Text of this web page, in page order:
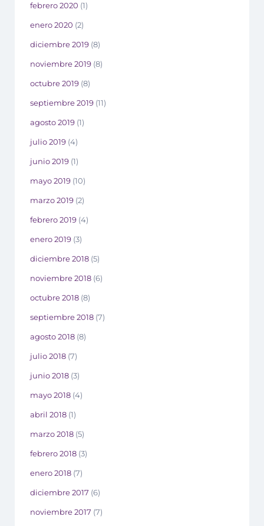
febrero 2020 (1)
enero 2020 (2)
diciembre 2019 (8)
noviembre 2019 (8)
octubre 2019 (8)
septiembre 2019 (11)
agosto 2019 (1)
julio 2019 (4)
junio 2019 (1)
mayo 2019 (10)
marzo 2019 (2)
febrero 2019 (4)
enero 2019 (3)
diciembre 2018 (5)
noviembre 2018 (6)
octubre 2018 (8)
septiembre 2018 (7)
agosto 2018 (8)
julio 2018 (7)
junio 2018 (3)
mayo 2018 (4)
abril 2018 (1)
marzo 2018 (5)
febrero 2018 (3)
enero 2018 (7)
diciembre 2017 (6)
noviembre 2017 (7)